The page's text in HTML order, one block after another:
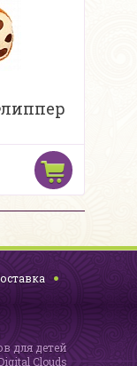
для детей
Clouds